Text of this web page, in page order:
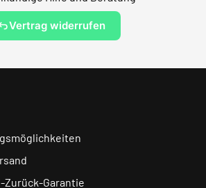
Vertrag widerrufen
Zurück-Garantie